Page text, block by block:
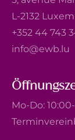
L-2132
+352 44 743
info@ewb.lu
Mo-Do: